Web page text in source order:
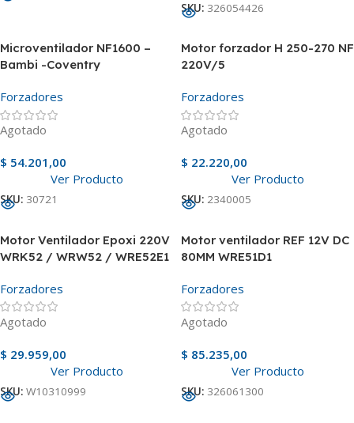
SKU: 326054426
Microventilador NF1600 –
Bambi -Coventry
Forzadores
Agotado
$ 54.201,00
Ver Producto
SKU: 30721
Motor forzador H 250-270 NF
220V/5
Forzadores
Agotado
$ 22.220,00
Ver Producto
SKU: 2340005
Motor Ventilador Epoxi 220V
WRK52 / WRW52 / WRE52E1
Forzadores
Agotado
$ 29.959,00
Ver Producto
SKU: W10310999
Motor ventilador REF 12V DC
80MM WRE51D1
Forzadores
Agotado
$ 85.235,00
Ver Producto
SKU: 326061300